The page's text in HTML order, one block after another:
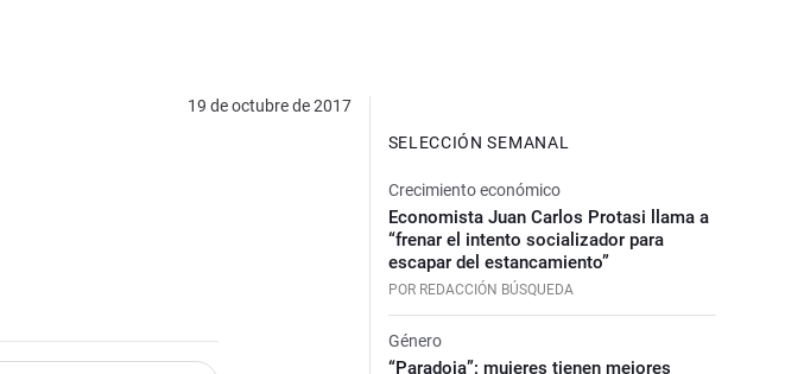
19 de octubre de 2017
SELECCIÓN SEMANAL
Crecimiento económico
Economista Juan Carlos Protasi llama a
“frenar el intento socializador para
escapar del estancamiento”
POR REDACCIÓN BÚSQUEDA
Género
“Paradoja”: mujeres tienen mejores